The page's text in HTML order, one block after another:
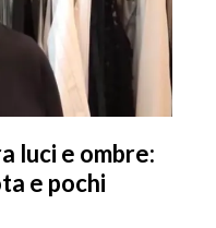
luci e ombre:
e pochi